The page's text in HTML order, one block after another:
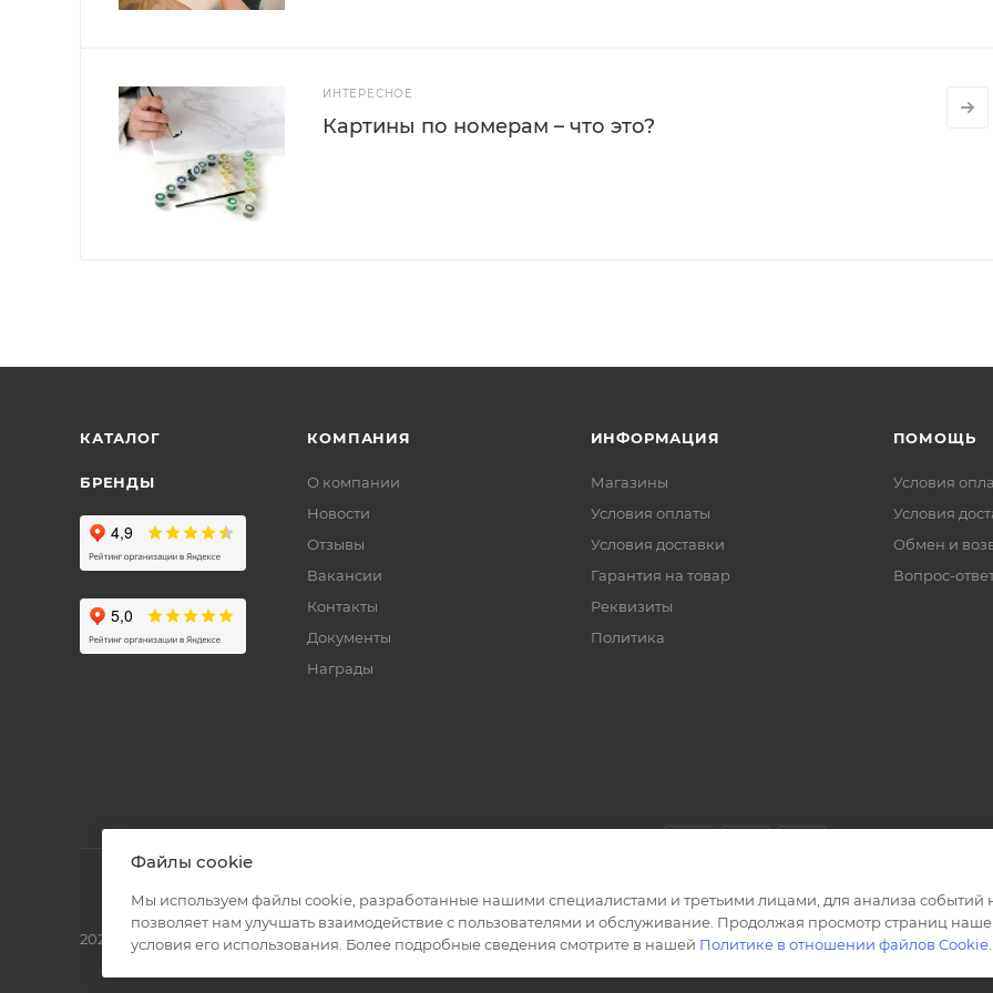
ИНТЕРЕСНОЕ
Картины по номерам – что это?
КАТАЛОГ
БРЕНДЫ
КОМПАНИЯ
О компании
Новости
Отзывы
Вакансии
Контакты
Документы
Награды
ИНФОРМАЦИЯ
Магазины
Условия оплаты
Условия доставки
Гарантия на товар
Реквизиты
Политика
ПОМОЩЬ
Условия
Условия
Обмен и
Вопрос-
2026 © Полиграф кит - интернет-магазин
Файлы cookie
Мы используем файлы cookie, разработанные нашими специалистами и третьими лицами, для анализа событий
позволяет нам улучшать взаимодействие с пользователями и обслуживание. Продолжая просмотр страниц
условия его использования. Более подробные сведения смотрите в нашей Политике в отношении файлов Cookie